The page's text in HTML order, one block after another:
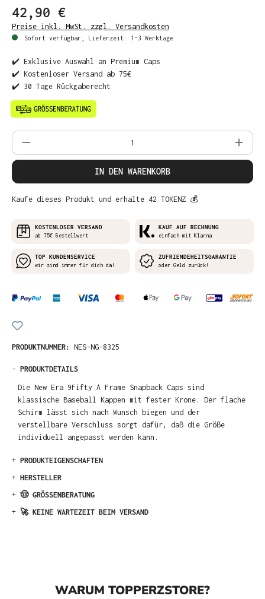
42,90 €
Preise inkl. MwSt. zzgl. Versandkosten
Sofort verfügbar, Lieferzeit: 1-3 Werktage
✔️ Exklusive Auswahl an Premium Caps
✔️ Kostenloser Versand ab 75€
✔️ 30 Tage Rückgaberecht
Produkt Anzahl: Gib den gewünschten
IN DEN WARENKORB
Kaufe dieses Produkt und erhalte 42 TOKENZ 💰
KOSTENLOSER VERSAND
ab 75€ Bestellwert
KAUF AUF RECHNUNG
einfach mit Klarna
TOP KUNDENSERVICE
wir sind immer für dich da!
ZUFRIENDEHEITSGARANTIE
oder Geld zurück!
PRODUKTNUMMER: NES-NG-8325
- PRODUKTDETAILS
Die New Era 9Fifty A Frame Snapback Caps sind
klassische Baseball Kappen mit fester Krone. Der flache
Schirm lässt sich nach Wunsch biegen und der
verstellbare Verschluss sorgt dafür, daß die Größe
individuell angepasst werden kann.
+ PRODUKTEIGENSCHAFTEN
+ HERSTELLER
+ 🤠 GRÖSSENBERATUNG
+ 🚀 KEINE WARTEZEIT BEIM VERSAND
WARUM TOPPERZSTORE?